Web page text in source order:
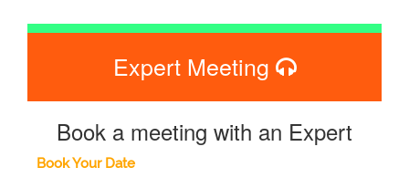
Expert Meeting
Book a meeting with an Expert
Book Your Date